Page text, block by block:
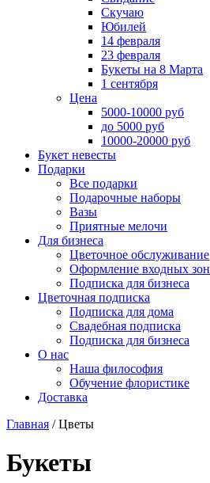
Скучаю
Юбилей
14 февраля
23 февраля
Букеты на 8 Марта
1 сентября
Цена
5000-10000 руб
до 5000 руб
10000-20000 руб
Букет невесты
Подарки
Все подарки
Подарочные наборы
Вазы
Приятные мелочи
Для бизнеса
Цветочное обслуживание
Оформление входных зон
Подписка для бизнеса
Цветочная подписка
Подписка для дома
Свадебная подписка
Подписка для бизнеса
О нас
Наша философия
Обучение флористике
Доставка
Главная /Цветы
Букеты